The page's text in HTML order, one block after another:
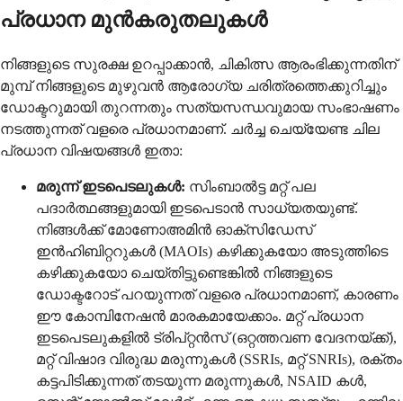
പ്രധാന മുൻകരുതലുകൾ
നിങ്ങളുടെ സുരക്ഷ ഉറപ്പാക്കാൻ, ചികിത്സ ആരംഭിക്കുന്നതിന്
മുമ്പ് നിങ്ങളുടെ മുഴുവൻ ആരോഗ്യ ചരിത്രത്തെക്കുറിച്ചും
ഡോക്ടറുമായി തുറന്നതും സത്യസന്ധവുമായ സംഭാഷണം
നടത്തുന്നത് വളരെ പ്രധാനമാണ്. ചർച്ച ചെയ്യേണ്ട ചില
പ്രധാന വിഷയങ്ങൾ ഇതാ:
മരുന്ന് ഇടപെടലുകൾ: സിംബാൽട്ട മറ്റ് പല
പദാർത്ഥങ്ങളുമായി ഇടപെടാൻ സാധ്യതയുണ്ട്.
നിങ്ങൾക്ക് മോണോഅമിൻ ഓക്സിഡേസ്
ഇൻഹിബിറ്ററുകൾ (MAOIs) കഴിക്കുകയോ അടുത്തിടെ
കഴിക്കുകയോ ചെയ്തിട്ടുണ്ടെങ്കിൽ നിങ്ങളുടെ
ഡോക്ടറോട് പറയുന്നത് വളരെ പ്രധാനമാണ്, കാരണം
ഈ കോമ്പിനേഷൻ മാരകമായേക്കാം. മറ്റ് പ്രധാന
ഇടപെടലുകളിൽ ട്രിപ്റ്റൻസ് (ഒറ്റത്തവണ വേദനയ്ക്ക്),
മറ്റ് വിഷാദ വിരുദ്ധ മരുന്നുകൾ (SSRIs, മറ്റ് SNRIs), രക്തം
കട്ടപിടിക്കുന്നത് തടയുന്ന മരുന്നുകൾ, NSAID കൾ,